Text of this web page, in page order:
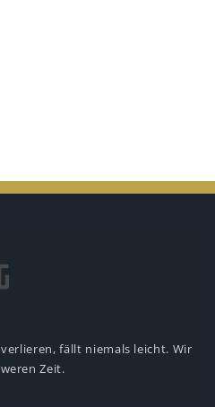
fällt niemals leicht. Wir
Zeit.